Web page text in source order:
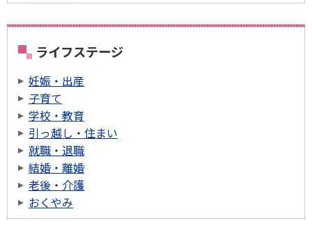
ライフステージ
妊娠・出産
子育て
学校・教育
引っ越し・住まい
就職・退職
結婚・離婚
老後・介護
おくやみ